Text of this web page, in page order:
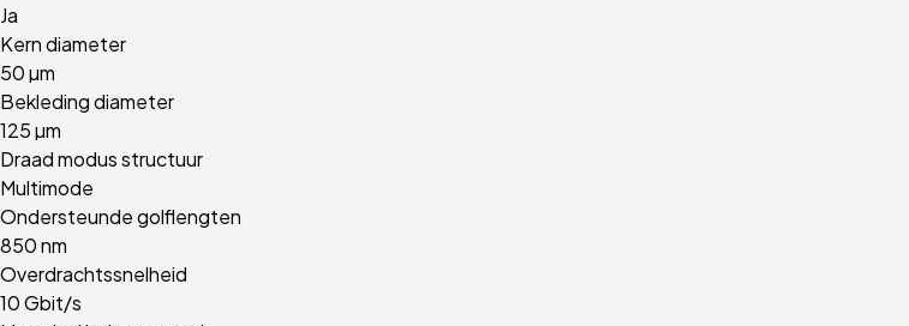
Ja
Kern diameter
50 µm
Bekleding diameter
125 µm
Draad modus structuur
Multimode
Ondersteunde golflengten
850 nm
Overdrachtssnelheid
10 Gbit/s